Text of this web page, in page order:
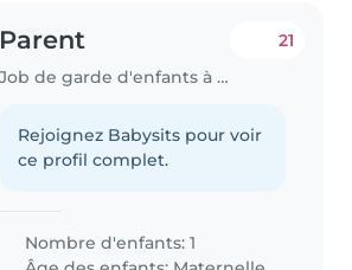
Parent
Job de garde d'enfants à Besançon
21
Rejoignez Babysits pour voir
ce profil complet.
Nombre d'enfants: 1